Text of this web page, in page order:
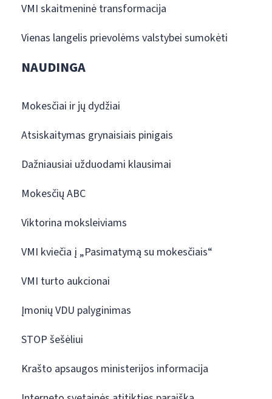
VMI skaitmeninė transformacija
Vienas langelis prievolėms valstybei sumokėti
NAUDINGA
Mokesčiai ir jų dydžiai
Atsiskaitymas grynaisiais pinigais
Dažniausiai užduodami klausimai
Mokesčių ABC
Viktorina moksleiviams
VMI kviečia į „Pasimatymą su mokesčiais“
VMI turto aukcionai
Įmonių VDU palyginimas
STOP šešėliui
Krašto apsaugos ministerijos informacija